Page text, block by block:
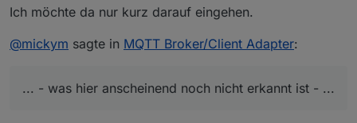
test/state1/state2 mit dem Wert 45678
Der Adapter arbeitet auch richtig und legt den State
(noch!) richtig an:
Ich möchte da nur kurz darauf eingehen.
@mickym sagte in MQTT Broker/Client Adapter:
... - was hier anscheinend noch nicht erkannt ist - ...